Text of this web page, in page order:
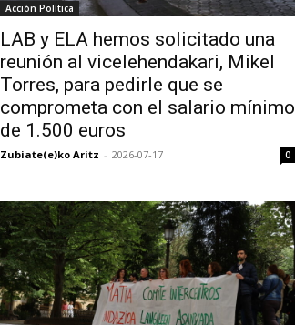
Acción Política
LAB y ELA hemos solicitado una
reunión al vicelehendakari, Mikel
Torres, para pedirle que se
comprometa con el salario mínimo
de 1.500 euros
Zubiate(e)ko Aritz - 2026-07-17 0